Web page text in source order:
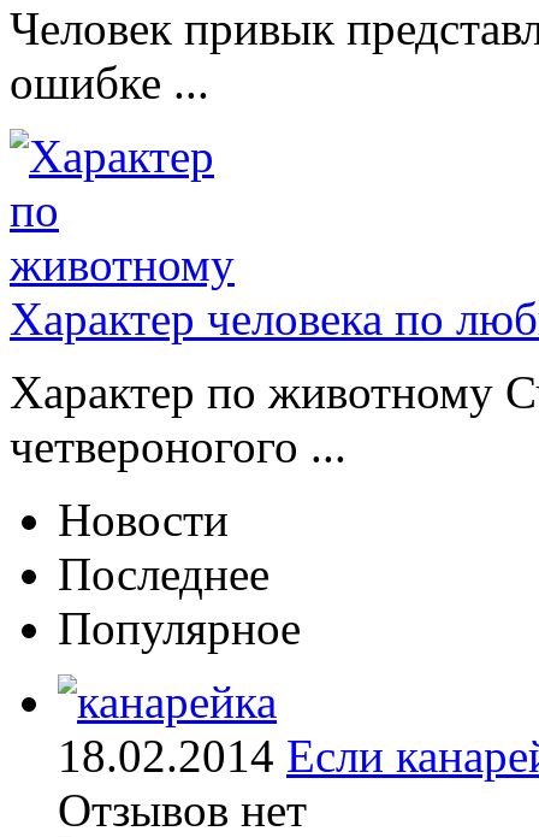
Человек привык
ошибке ...
Характер человека по
Характер по животному
четвероногого ...
Новости
Последнее
Популярное
18.02.2014 Если
Отзывов нет